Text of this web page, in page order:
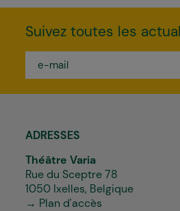
Suivez toutes les
mail
ADRESSES
Théâtre Varia
Rue du Sceptre 78
1050 Ixelles, Belgique
→ Plan d'accès